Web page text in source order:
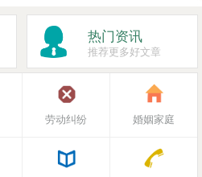
热门资讯
推荐更多好文章
劳动纠纷 婚姻家庭